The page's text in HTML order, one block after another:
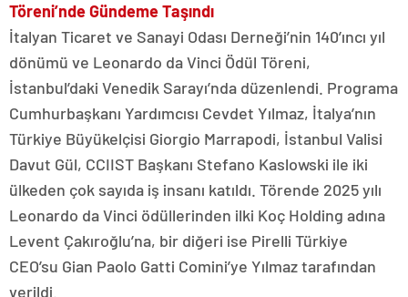
Töreni’nde Gündeme Taşındı
İtalyan Ticaret ve Sanayi Odası Derneği’nin 140’ıncı yıl
dönümü ve Leonardo da Vinci Ödül Töreni,
İstanbul’daki Venedik Sarayı’nda düzenlendi. Programa
Cumhurbaşkanı Yardımcısı Cevdet Yılmaz, İtalya’nın
Türkiye Büyükelçisi Giorgio Marrapodi, İstanbul Valisi
Davut Gül, CCIIST Başkanı Stefano Kaslowski ile iki
ülkeden çok sayıda iş insanı katıldı. Törende 2025 yılı
Leonardo da Vinci ödüllerinden ilki Koç Holding adına
Levent Çakıroğlu’na, bir diğeri ise Pirelli Türkiye
CEO’su Gian Paolo Gatti Comini’ye Yılmaz tarafından
verildi.